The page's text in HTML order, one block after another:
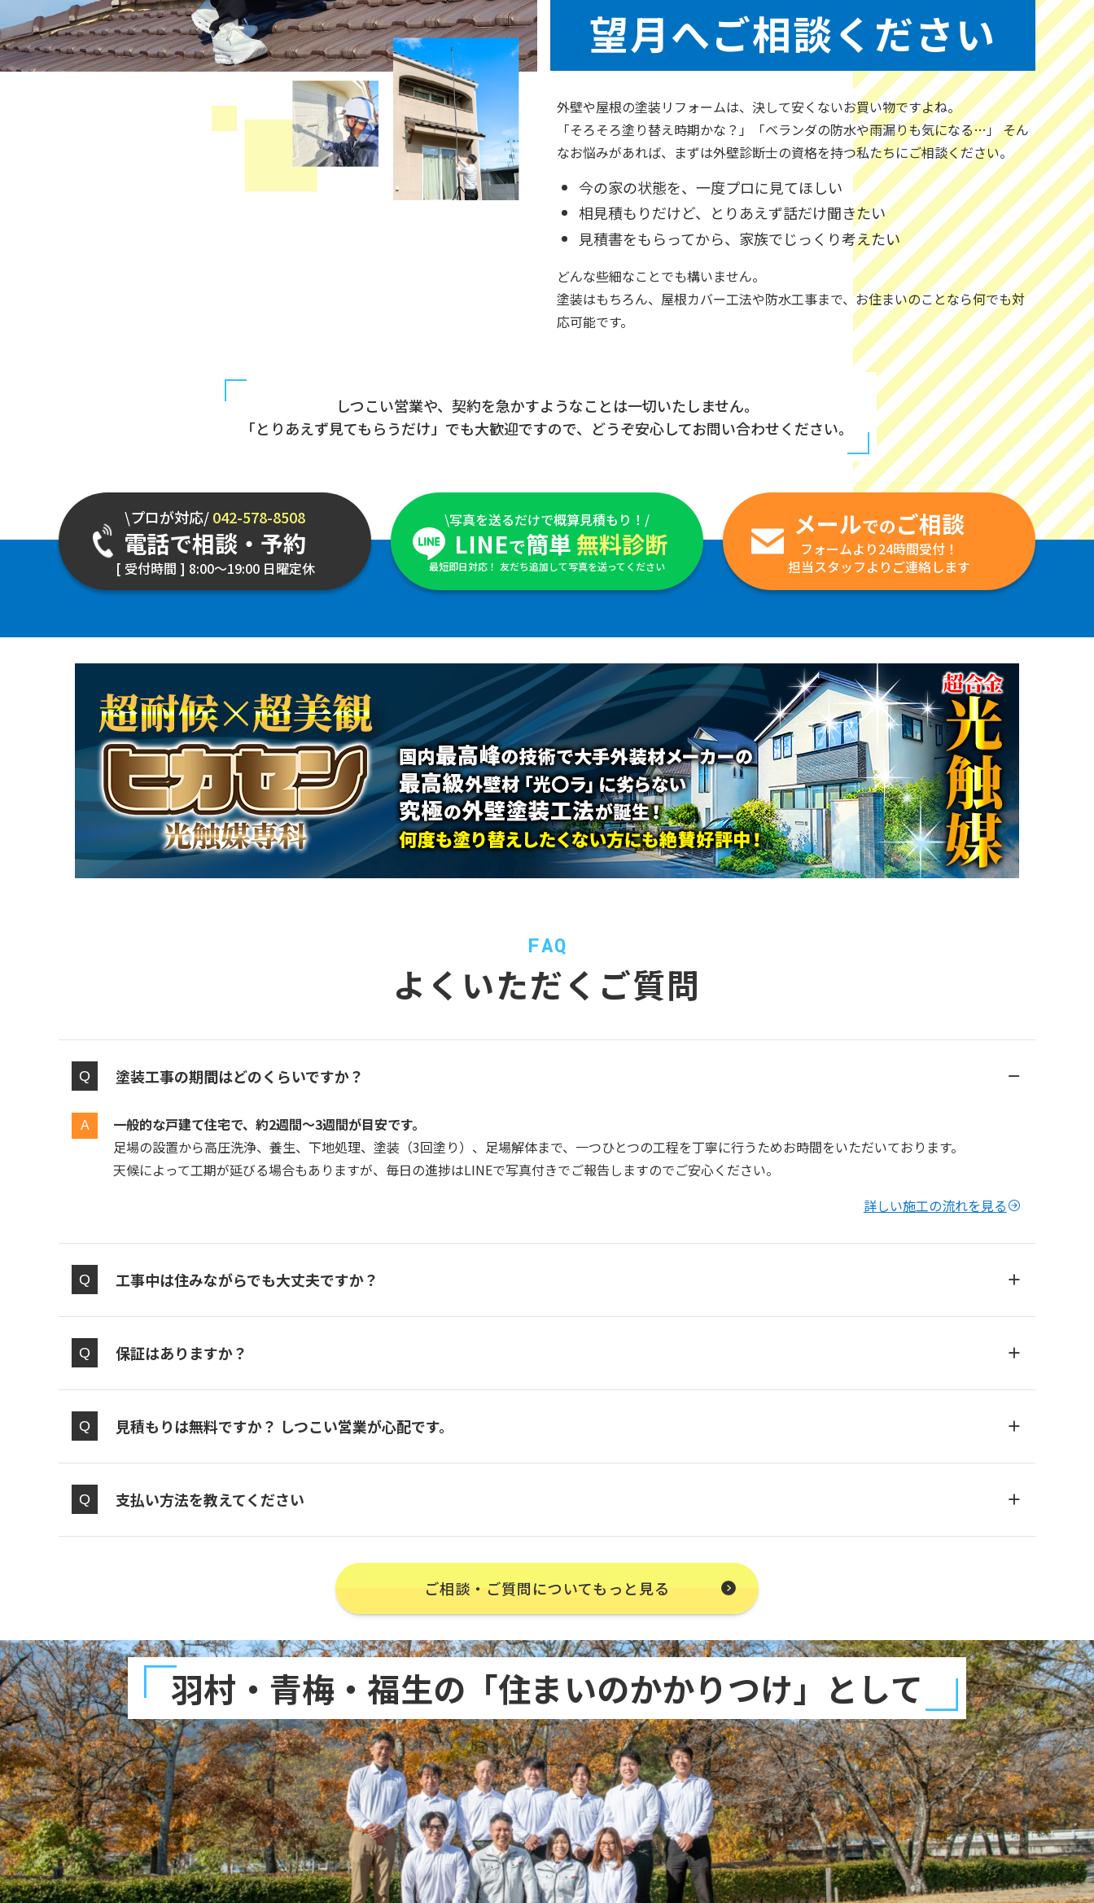
望月へご相談ください
外壁や屋根の塗装リフォームは、決して安くないお買い物ですよね。
「そろそろ塗り替え時期かな？」「ベランダの防水や雨漏りも気になる…」 そん
なお悩みがあれば、まずは外壁診断士の資格を持つ私たちにご相談ください。
今の家の状態を、一度プロに見てほしい
相見積もりだけど、とりあえず話だけ聞きたい
見積書をもらってから、家族でじっくり考えたい
どんな些細なことでも構いません。
塗装はもちろん、屋根カバー工法や防水工事まで、お住まいのことなら何でも対
応可能です。
しつこい営業や、契約を急かすようなことは一切いたしません。
「とりあえず見てもらうだけ」でも大歓迎ですので、どうぞ安心してお問い合わせください。
\プロが対応/042-578-8508
電話で相談・予約
[ 受付時間 ] 8:00～19:00 日曜定休
\写真を送るだけで概算見積もり！/
LINEで簡単 無料診断
最短即日対応！ 友だち追加して写真を送ってください
メールでのご相談
フォームより24時間受付！
担当スタッフよりご連絡します
FAQ
よくいただくご質問
塗装工事の期間はどのくらいですか？
一般的な戸建て住宅で、約2週間〜3週間が目安です。
足場の設置から高圧洗浄、養生、下地処理、塗装（3回塗り）、足場解体まで、一つひとつの工程を丁寧に行うためお時間をいただいております。
天候によって工期が延びる場合もありますが、毎日の進捗はLINEで写真付きでご報告しますのでご安心ください。
詳しい施工の流れを見る
工事中は住みながらでも大丈夫ですか？
保証はありますか？
見積もりは無料ですか？ しつこい営業が心配です。
支払い方法を教えてください
ご相談・ご質問についてもっと見る
羽村・青梅・福生の 「住まいのかかりつけ」として